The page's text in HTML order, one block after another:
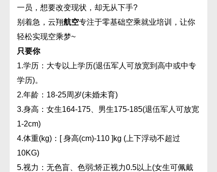
一员，想要改变现状，却无从下手?
别着急，云翔航空专注于零基础空乘就业培训，让你
轻松实现空乘梦~
只要你
1.学历：大专以上学历(退伍军人可放宽到高中或中专
学历)。
2.年龄：18-25周岁(未婚未育)
3.身高：女生164-175、男生175-185(退伍军人可放宽
1-2cm)
4.体重(kg)：[ 身高(cm)-110 ]kg (上下浮动不超过
10KG)
5.视力：无色盲、色弱;矫正视力0.5以上(女生可佩戴